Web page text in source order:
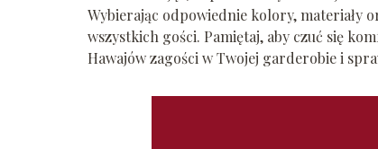
Wybierając odpowiednie kolory, materiały
wszystkich gości. Pamiętaj, aby czuć się
Hawajów zagości w Twojej garderobie i